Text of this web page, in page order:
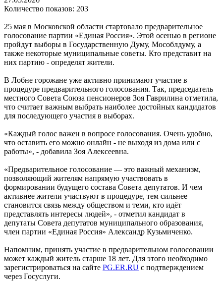
Количество показов: 203
25 мая в Московской области стартовало предварительное
голосование партии «Единая Россия». Этой осенью в регионе
пройдут выборы в Государственную Думу, Мособлдуму, а
также некоторые муниципальные советы. Кто представит на
них партию - определят жители.
В Лобне горожане уже активно принимают участие в
процедуре предварительного голосования. Так, председатель
местного Совета Союза пенсионеров Зоя Гаврилина отметила,
что считает важным выбрать наиболее достойных кандидатов
для последующего участия в выборах.
«Каждый голос важен в вопросе голосования. Очень удобно,
что оставить его можно онлайн - не выходя из дома или с
работы», - добавила Зоя Алексеевна.
«Предварительное голосование — это важный механизм,
позволяющий жителям напрямую участвовать в
формировании будущего состава Совета депутатов. И чем
активнее жители участвуют в процедуре, тем сильнее
становится связь между обществом и теми, кто идёт
представлять интересы людей», - отметил кандидат в
депутаты Совета депутатов муниципального образования,
член партии «Единая Россия» Александр Кузьмиченко.
Напомним, принять участие в предварительном голосовании
может каждый житель старше 18 лет. Для этого необходимо
зарегистрироваться на сайте PG.ER.RU с подтверждением
через Госуслуги.